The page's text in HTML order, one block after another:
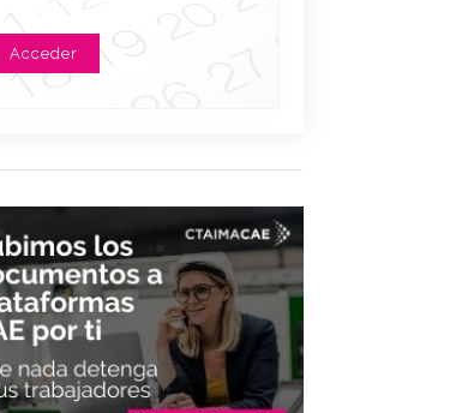
Acceder